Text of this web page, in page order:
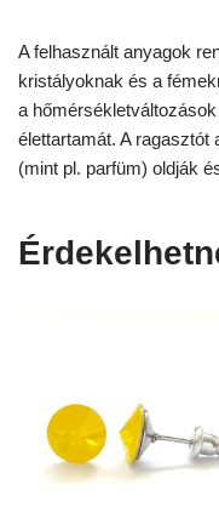
A felhasznált anyagok
kristályoknak és a
a
élettartamát. A ragasztót
(mint pl. parfüm) oldják